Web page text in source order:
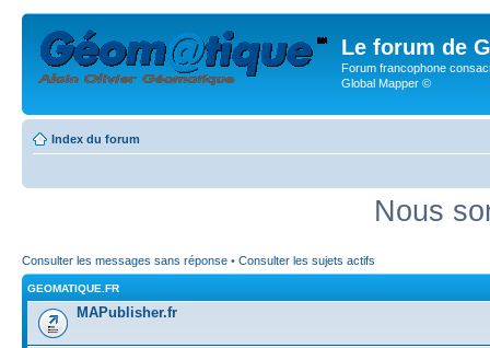
Le forum de
Forum francophone
Global Mapper ©
Index du forum
Nous
Consulter les messages sans réponse • Consulter les sujets actifs
GEOMATIQUE.FR
MAPublisher.fr